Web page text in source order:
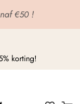
€50 !
korting!